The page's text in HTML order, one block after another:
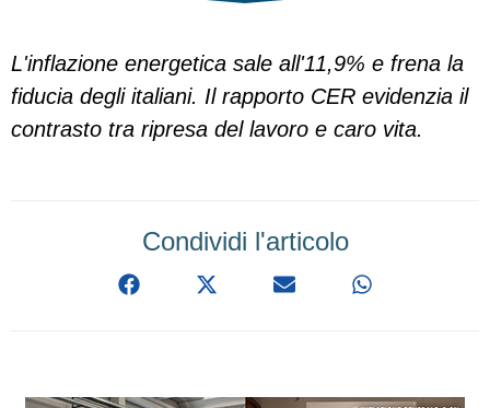
L'inflazione energetica sale all'11,9% e frena la
fiducia degli italiani. Il rapporto CER evidenzia il
contrasto tra ripresa del lavoro e caro vita.
Condividi l'articolo